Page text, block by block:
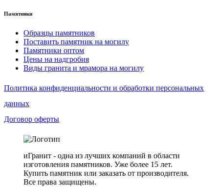
Памятники
Образцы памятников
Поставить памятник на могилу
Памятники оптом
Цены на надгробия
Виды гранита и мрамора на могилу
Политика конфиденциальности и обработки персональных
данных
Договор оферты
иГранит - одна из лучших компаний в области
изготовления памятников. Уже более 15 лет.
Купить памятник или заказать от производителя.
Все права защищены.